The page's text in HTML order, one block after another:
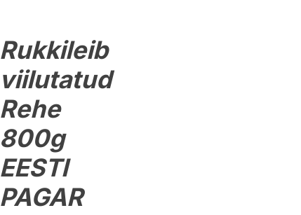
Rukkileib
viilutatud
Rehe
800g
EESTI
PAGAR